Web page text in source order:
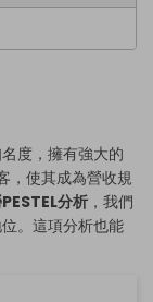
度，擁有強大的
，使其成為營收規
分析 ，我們
。這項分析也能